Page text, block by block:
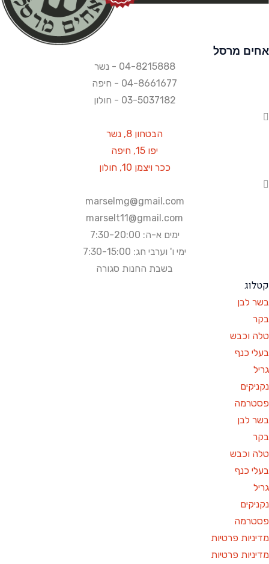
מרסל
04-8215888 - נשר​
04-8661677 - חיפה
03-5037182 - חולון
הבטחון 8, נשר
יפו 15, חיפה
ככר ויצמן 10, חולון
marselmg@gmail.com
marselt11@gmail.com
ימים א-ה: 7:30-20:00
ימי ו' וערבי חג: 7:30-15:00
בשבת החנות סגורה
לבן
וכבש
כנף
לבן
וכבש
כנף
פרטיות
פרטיות